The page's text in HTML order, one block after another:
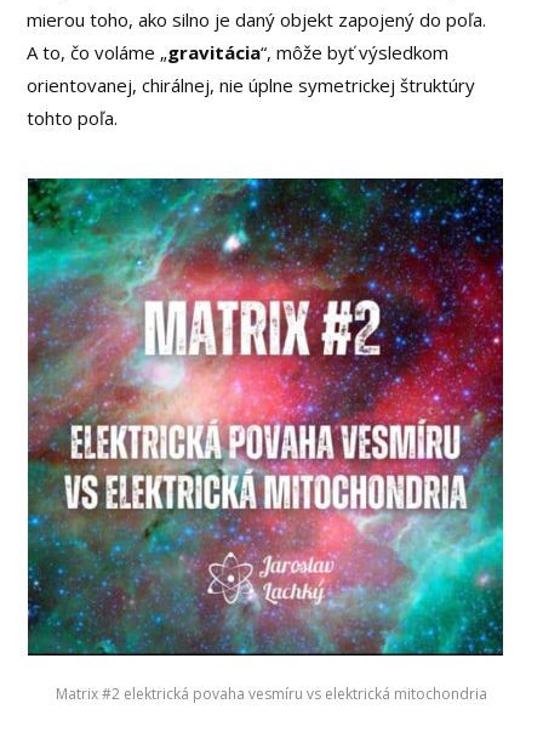
mierou toho, ako silno je daný objekt zapojený do poľa.
A to, čo voláme „gravitácia“, môže byť výsledkom
orientovanej, chirálnej, nie úplne symetrickej štruktúry
tohto poľa.
Matrix #2 elektrická povaha vesmíru vs elektrická mitochondria